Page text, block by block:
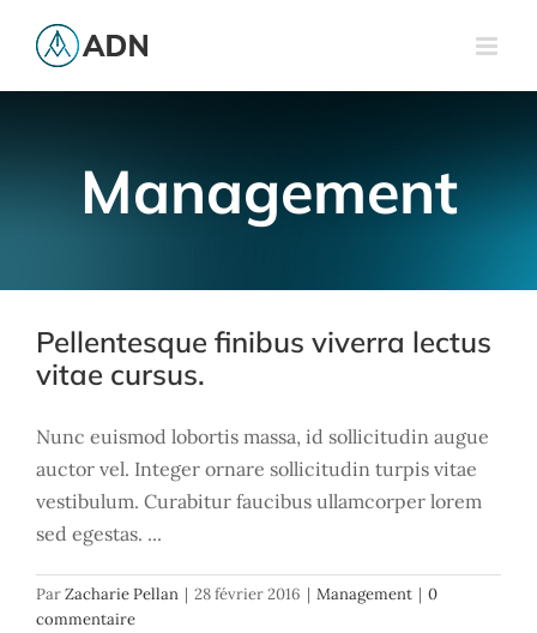
Management
Pellentesque finibus viverra lectus
vitae cursus.
Nunc euismod lobortis massa, id sollicitudin augue
auctor vel. Integer ornare sollicitudin turpis vitae
vestibulum. Curabitur faucibus ullamcorper lorem
sed egestas. ...
ParZacharie Pellan | 28 février 2016 | Management | 0
commentaire